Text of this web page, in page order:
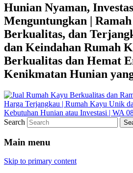
Hunian Nyaman,
Menguntungkan |
Berkualitas, dan
dan Keindahan Rumah
Berkualitas dan Hemat
Kenikmatan Hunian
Search
Main menu
Skip to primary content